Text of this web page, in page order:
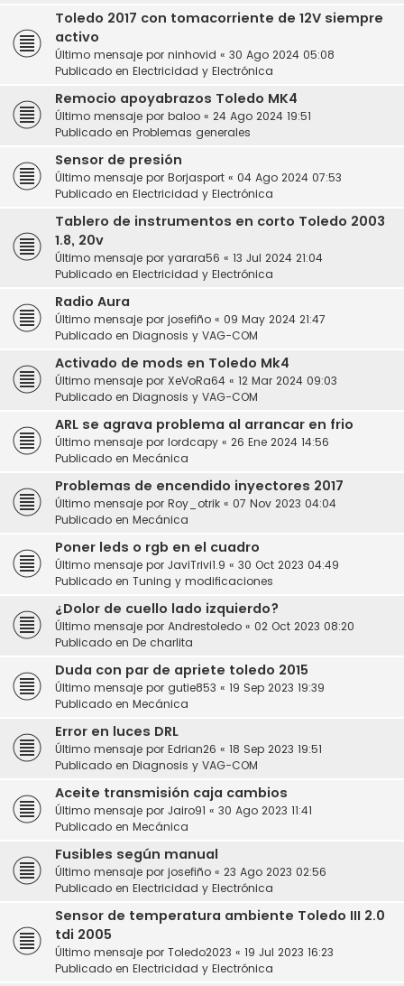
Toledo 2017 con tomacorriente de 12V siempre
activo
Último mensaje por ninhovid « 30 Ago 2024 05:08
Publicado en Electricidad y Electrónica
Remocio apoyabrazos Toledo MK4
Último mensaje por baloo « 24 Ago 2024 19:51
Publicado en Problemas generales
Sensor de presión
Último mensaje por Borjasport « 04 Ago 2024 07:53
Publicado en Electricidad y Electrónica
Tablero de instrumentos en corto Toledo 2003
1.8, 20v
Último mensaje por yarara56 « 13 Jul 2024 21:04
Publicado en Electricidad y Electrónica
Radio Aura
Último mensaje por josefiño « 09 May 2024 21:47
Publicado en Diagnosis y VAG-COM
Activado de mods en Toledo Mk4
Último mensaje por XeVoRa64 « 12 Mar 2024 09:03
Publicado en Diagnosis y VAG-COM
ARL se agrava problema al arrancar en frio
Último mensaje por lordcapy « 26 Ene 2024 14:56
Publicado en Mecánica
Problemas de encendido inyectores 2017
Último mensaje por Roy_otrik « 07 Nov 2023 04:04
Publicado en Mecánica
Poner leds o rgb en el cuadro
Último mensaje por JaviTrivi1.9 « 30 Oct 2023 04:49
Publicado en Tuning y modificaciones
¿Dolor de cuello lado izquierdo?
Último mensaje por Andrestoledo « 02 Oct 2023 08:20
Publicado en De charlita
Duda con par de apriete toledo 2015
Último mensaje por gutie853 « 19 Sep 2023 19:39
Publicado en Mecánica
Error en luces DRL
Último mensaje por Edrian26 « 18 Sep 2023 19:51
Publicado en Diagnosis y VAG-COM
Aceite transmisión caja cambios
Último mensaje por Jairo91 « 30 Ago 2023 11:41
Publicado en Mecánica
Fusibles según manual
Último mensaje por josefiño « 23 Ago 2023 02:56
Publicado en Electricidad y Electrónica
Sensor de temperatura ambiente Toledo III 2.0
tdi 2005
Último mensaje por Toledo2023 « 19 Jul 2023 16:23
Publicado en Electricidad y Electrónica